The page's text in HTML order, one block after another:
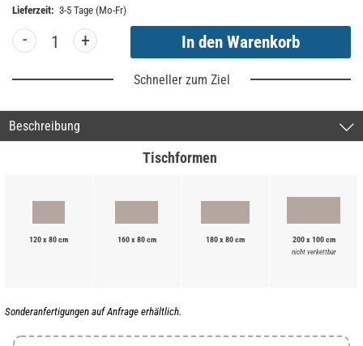
Lieferzeit: 3-5 Tage (Mo-Fr)
- +
Schneller zum Ziel
Beschreibung
Tischformen
120 x 80 cm 160 x 80 cm 180 x 80 cm 200 x 100 cm
nicht verkettbar
Sonderanfertigungen auf Anfrage erhältlich.